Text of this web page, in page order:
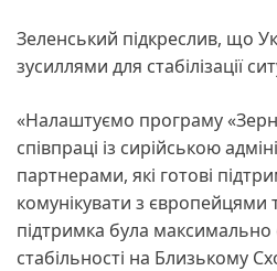
Зеленський підкреслив, що
зусиллями для стабілізації
«Налаштуємо програму
співпраці із сирійською
партнерами, які готові
комунікувати з
підтримка була
стабільності на Близькому